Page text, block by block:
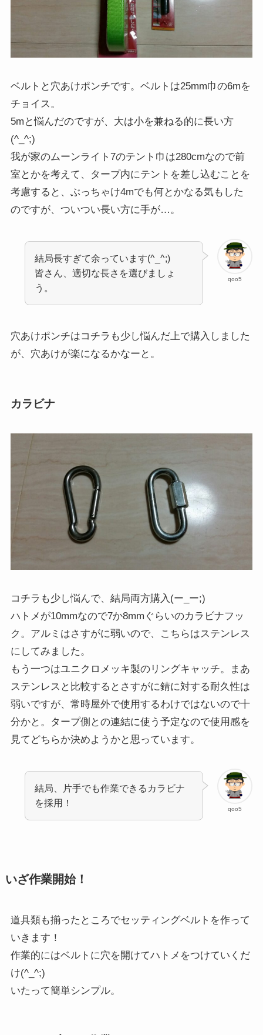
ベルトと穴あけポンチです。ベルトは25mm巾の6mを
チョイス。
5mと悩んだのですが、大は小を兼ねる的に長い方
(^_^;)
我が家のムーンライト7のテント巾は280cmなので前
室とかを考えて、タープ内にテントを差し込むことを
考慮すると、ぶっちゃけ4mでも何とかなる気もした
のですが、ついつい長い方に手が…。
qoo5
結局長すぎて余っています(^_^;)
皆さん、適切な長さを選びましょ
う。
穴あけポンチはコチラも少し悩んだ上で購入しました
が、穴あけが楽になるかなーと。
カラビナ
コチラも少し悩んで、結局両方購入(ー_ー;)
ハトメが10mmなので7か8mmぐらいのカラビナフッ
ク。アルミはさすがに弱いので、こちらはステンレス
にしてみました。
もう一つはユニクロメッキ製のリングキャッチ。まあ
ステンレスと比較するとさすがに錆に対する耐久性は
弱いですが、常時屋外で使用するわけではないので十
分かと。タープ側との連結に使う予定なので使用感を
見てどちらか決めようかと思っています。
qoo5
結局、片手でも作業できるカラビナ
を採用！
いざ作業開始！
道具類も揃ったところでセッティングベルトを作って
いきます！
作業的にはベルトに穴を開けてハトメをつけていくだ
け(^_^;)
いたって簡単シンプル。